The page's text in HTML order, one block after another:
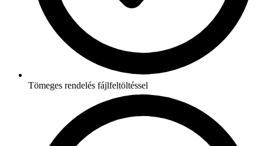
Tömeges rendelés fájlfeltöltéssel